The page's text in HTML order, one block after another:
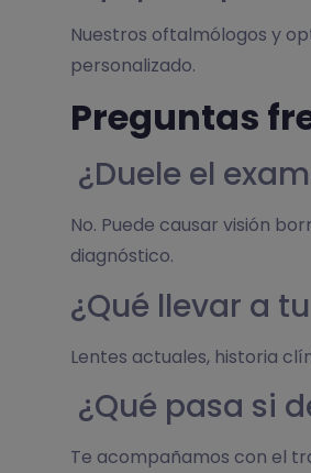
Nuestros oftalmólogos y
personalizado.
Preguntas
¿Duele el
No. Puede causar visión
diagnóstico.
¿Qué llevar a
Lentes actuales, historia
¿Qué pasa si
Te acompañamos con el